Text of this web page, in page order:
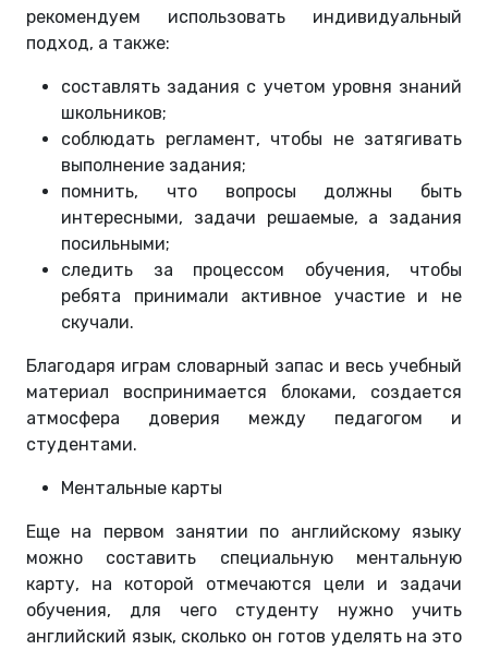
рекомендуем использовать индивидуальный
подход, а также:
составлять задания с учетом уровня знаний
школьников;
соблюдать регламент, чтобы не затягивать
выполнение задания;
помнить, что вопросы должны быть
интересными, задачи решаемые, а задания
посильными;
следить за процессом обучения, чтобы
ребята принимали активное участие и не
скучали.
Благодаря играм словарный запас и весь учебный
материал воспринимается блоками, создается
атмосфера доверия между педагогом и
студентами.
Ментальные карты
Еще на первом занятии по английскому языку
можно составить специальную ментальную
карту, на которой отмечаются цели и задачи
обучения, для чего студенту нужно учить
английский язык, сколько он готов уделять на это